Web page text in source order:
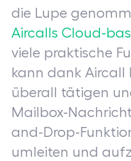
die Lupe
Aircalls Cloud-
viele praktische
kann dank Aircall
überall tätigen
Mailbox-
and-Drop-
umleiten und